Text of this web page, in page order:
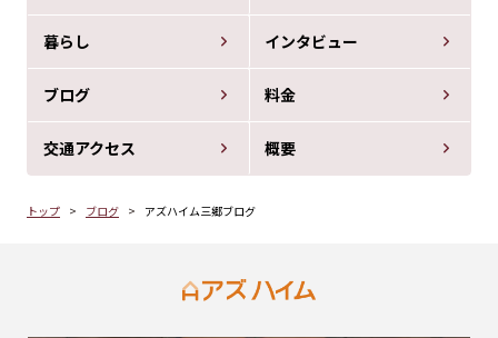
暮らし インタビュー
ブログ 料金
交通アクセス 概要
トップ ブログ アズハイム三郷ブログ